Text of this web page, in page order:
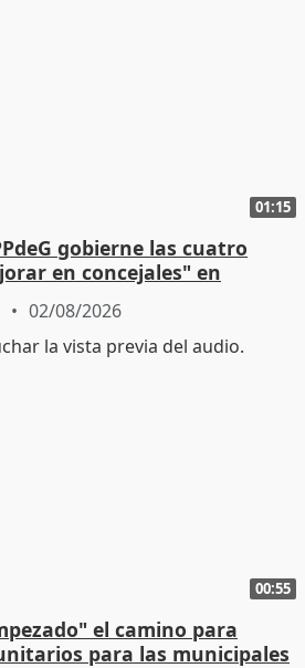
01:15
gobierne las cuatro
en concejales" en
02/08/2026
00:55
el camino para
para las municipales